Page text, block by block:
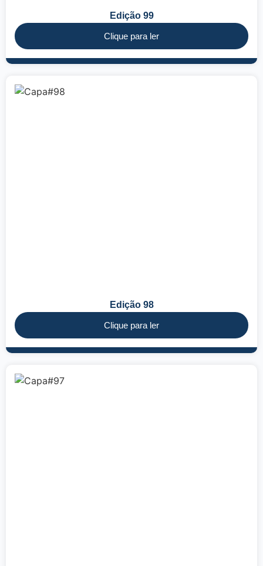
Edição 99
Clique para ler
Edição 98
Clique para ler